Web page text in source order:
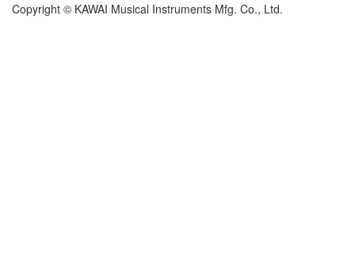
Copyright © KAWAI Musical Instruments Mfg. Co., Ltd.